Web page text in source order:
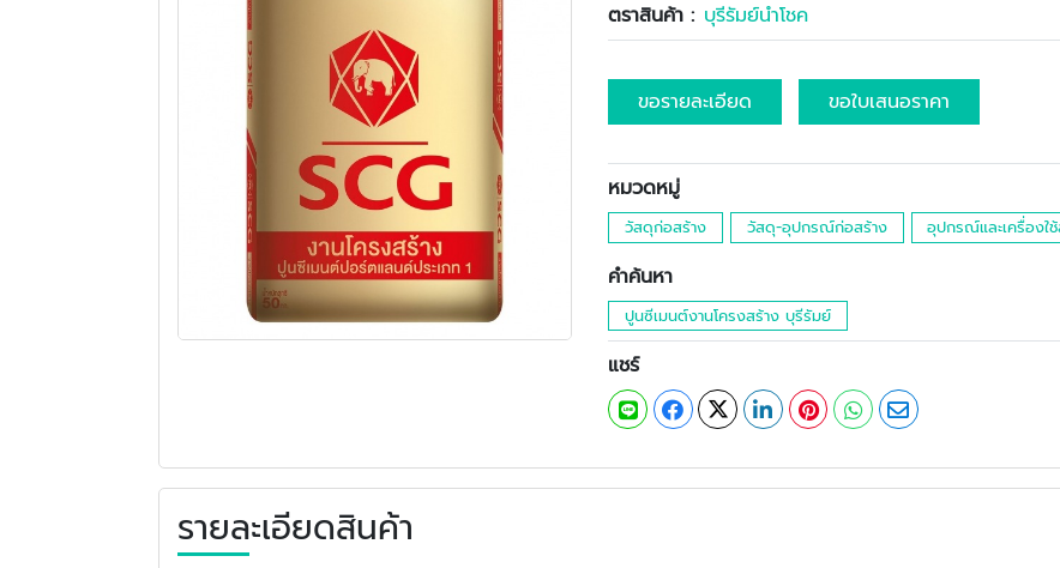
ตราสินค้า : บุรีรัมย์นำโชค
ขอรายละเอียด ขอใบเสนอราคา
หมวดหมู่
วัสดุก่อสร้าง วัสดุ-อุปกรณ์ก่อสร้าง อุปกรณ์และเครื่องใ
คำค้นหา
ปูนซีเมนต์งานโครงสร้าง บุรีรัมย์
แชร์
รายละเอียดสินค้า